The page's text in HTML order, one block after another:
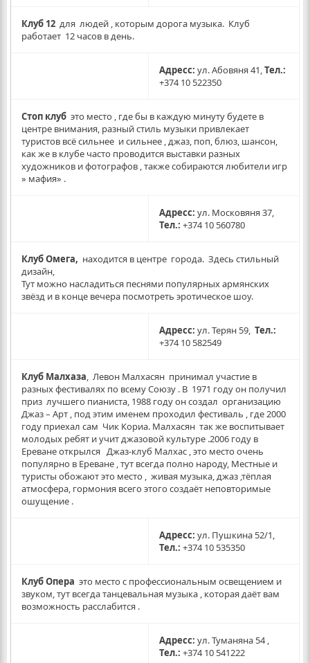
Клуб 12для людей , которым дорога музыка. Клуб
работает 12 часов в день.
Адресс: ул. Абовяня 41,Тел.:
+374 10 522350
Стоп клубэто место , где бы в каждую минуту будете в
центре внимания, разный стиль музыки привлекает
туристов всё сильнее и сильнее , джаз, поп, блюз, шансон,
как же в клубе часто проводится выставки разных
художников и фотографов , также собираются любители игр
» мафия» .
Адресс: ул. Московяня 37,
Тел.: +374 10 560780
Клуб Омега, находится в центре города. Здесь стильный
дизайн,
Тут можно насладиться песнями популярных армянских
звёзд и в конце вечера посмотреть эротическое шоу.
Адресс: ул. Терян 59, Тел.:
+374 10 582549
Клуб Малхаза, Левон Малхасян принимал участие в
разных фестивалях по всему Союзу . В 1971 году он получил
приз лучшего пианиста, 1988 году он создал организацию
Джаз – Арт , под этим именем проходил фестиваль , где 2000
году приехал сам Чик Кориа. Малхасян так же воспитывает
молодых ребят и учит джазовой культуре .2006 году в
Ереване открылся Джаз-клуб Малхас , это место очень
популярно в Ереване , тут всегда полно народу, Местные и
туристы обожают это место , живая музыка, джаз ,тёплая
атмосфера, гормония всего этого создаёт неповторимые
ошущение .
Адресс: ул. Пушкина 52/1,
Тел.: +374 10 535350
Клуб Опера это место с профессиональным освещением и
звуком, тут всегда танцевальная музыка , которая даёт вам
возможность расслабится .
Адресс: ул. Туманяна 54 ,
Тел.: +374 10 541222